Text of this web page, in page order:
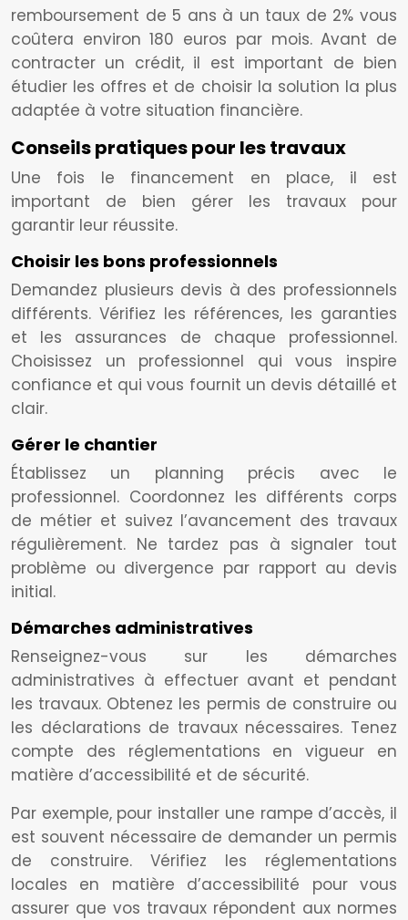
remboursement de 5 ans à un taux de 2% vous
coûtera environ 180 euros par mois. Avant de
contracter un crédit, il est important de bien
étudier les offres et de choisir la solution la plus
adaptée à votre situation financière.
Conseils pratiques pour les travaux
Une fois le financement en place, il est
important de bien gérer les travaux pour
garantir leur réussite.
Choisir les bons professionnels
Demandez plusieurs devis à des professionnels
différents. Vérifiez les références, les garanties
et les assurances de chaque professionnel.
Choisissez un professionnel qui vous inspire
confiance et qui vous fournit un devis détaillé et
clair.
Gérer le chantier
Établissez un planning précis avec le
professionnel. Coordonnez les différents corps
de métier et suivez l’avancement des travaux
régulièrement. Ne tardez pas à signaler tout
problème ou divergence par rapport au devis
initial.
Démarches administratives
Renseignez-vous sur les démarches
administratives à effectuer avant et pendant
les travaux. Obtenez les permis de construire ou
les déclarations de travaux nécessaires. Tenez
compte des réglementations en vigueur en
matière d’accessibilité et de sécurité.
Par exemple, pour installer une rampe d’accès, il
est souvent nécessaire de demander un permis
de construire. Vérifiez les réglementations
locales en matière d’accessibilité pour vous
assurer que vos travaux répondent aux normes